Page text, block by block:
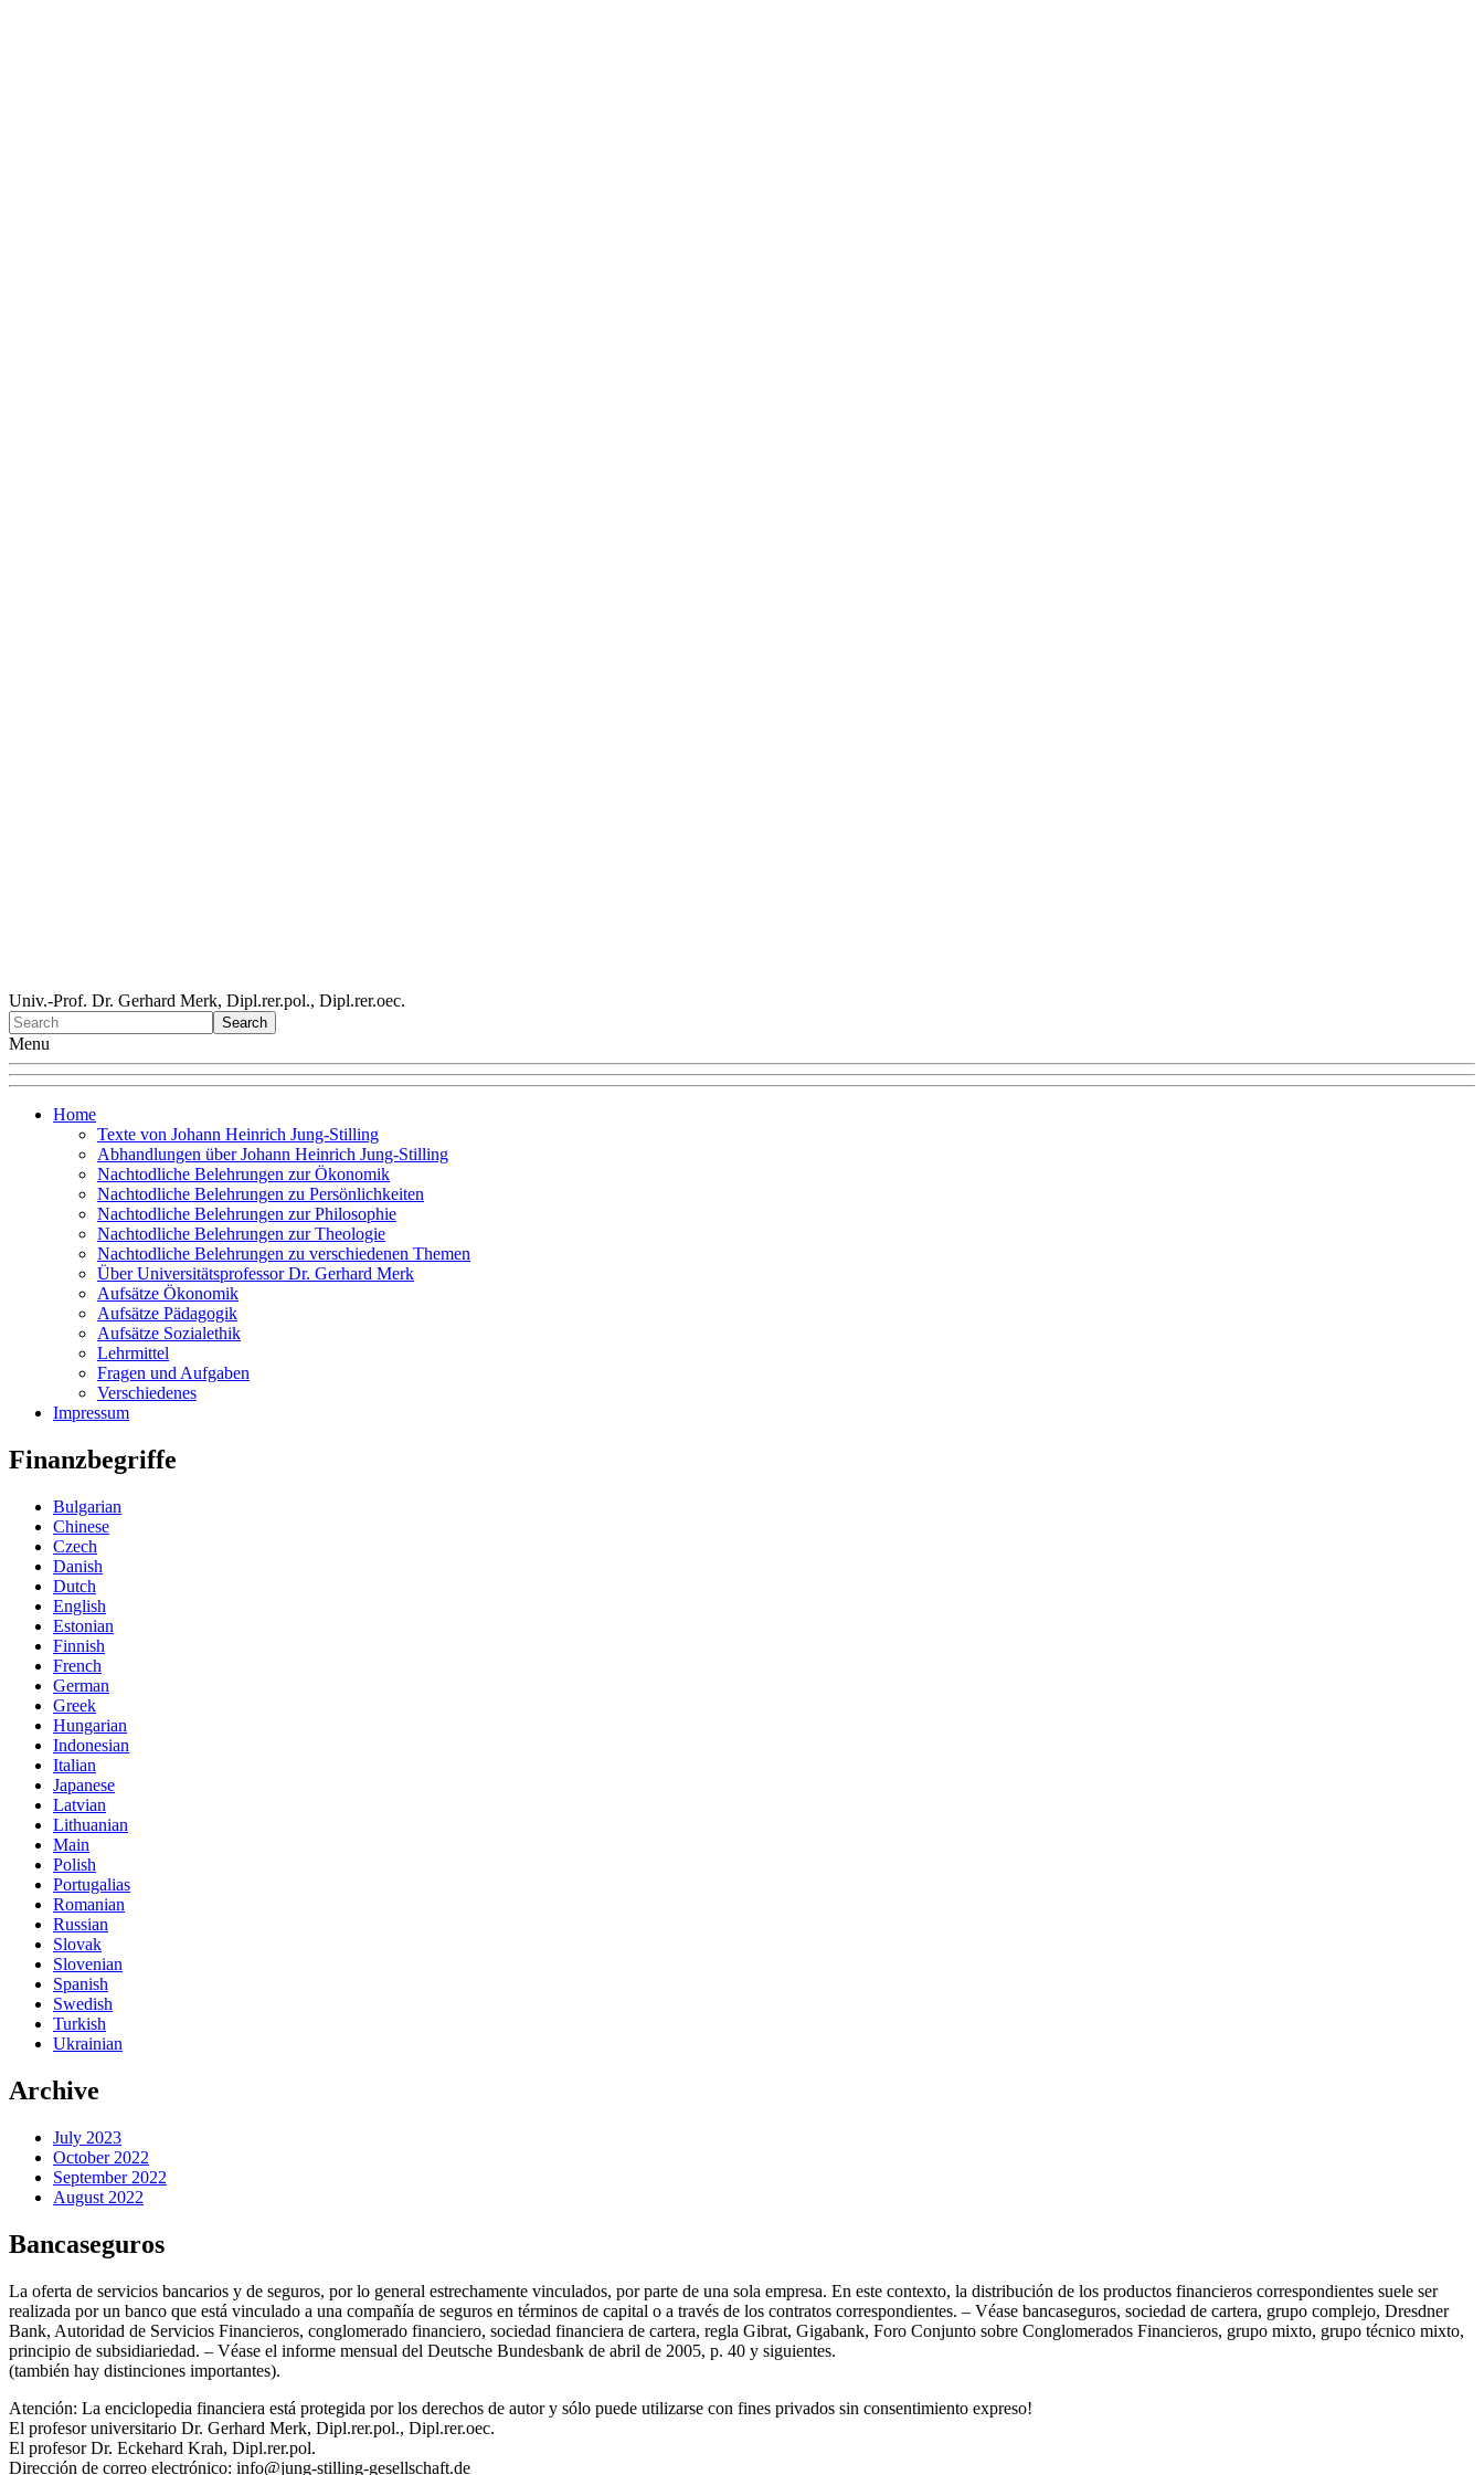
Univ.-Prof. Dr. Gerhard Merk, Dipl.rer.pol., Dipl.rer.oec.
Menu
Home
Texte von Johann Heinrich Jung-Stilling
Abhandlungen über Johann Heinrich Jung-Stilling
Nachtodliche Belehrungen zur Ökonomik
Nachtodliche Belehrungen zu Persönlichkeiten
Nachtodliche Belehrungen zur Philosophie
Nachtodliche Belehrungen zur Theologie
Nachtodliche Belehrungen zu verschiedenen Themen
Über Universitätsprofessor Dr. Gerhard Merk
Aufsätze Ökonomik
Aufsätze Pädagogik
Aufsätze Sozialethik
Lehrmittel
Fragen und Aufgaben
Verschiedenes
Impressum
Finanzbegriffe
Bulgarian
Chinese
Czech
Danish
Dutch
English
Estonian
Finnish
French
German
Greek
Hungarian
Indonesian
Italian
Japanese
Latvian
Lithuanian
Main
Polish
Portugalias
Romanian
Russian
Slovak
Slovenian
Spanish
Swedish
Turkish
Ukrainian
Archive
July 2023
October 2022
September 2022
August 2022
Bancaseguros
La oferta de servicios bancarios y de seguros, por lo general estrechamente vinculados, por parte de una sola empresa. En este contexto, la distribución de los productos financieros correspondientes suele ser
realizada por un banco que está vinculado a una compañía de seguros en términos de capital o a través de los contratos correspondientes. – Véase bancaseguros, sociedad de cartera, grupo complejo, Dresdner
Bank, Autoridad de Servicios Financieros, conglomerado financiero, sociedad financiera de cartera, regla Gibrat, Gigabank, Foro Conjunto sobre Conglomerados Financieros, grupo mixto, grupo técnico mixto,
principio de subsidiariedad. – Véase el informe mensual del Deutsche Bundesbank de abril de 2005, p. 40 y siguientes.
(también hay distinciones importantes).
Atención: La enciclopedia financiera está protegida por los derechos de autor y sólo puede utilizarse con fines privados sin consentimiento expreso!
El profesor universitario Dr. Gerhard Merk, Dipl.rer.pol., Dipl.rer.oec.
El profesor Dr. Eckehard Krah, Dipl.rer.pol.
Dirección de correo electrónico: info@jung-stilling-gesellschaft.de